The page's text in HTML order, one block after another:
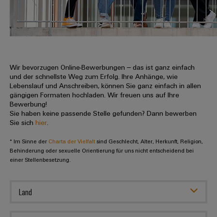
erlebbar
werden.
Datencenter
Produkte
für
Rechenzentren
–
effizient,
zuverlässig,
skalierbar
Energiespeicher
Lösungen
und
Anschlusstechnologie
DC-
u-
OS
Edge
Computing
Industrial
5G
Single
Leiterplattenklemmen
Gehäusesysteme
komponenten
Kabeleinführungssysteme
und
-
komponenten
Anschlussleitungen,
Patchkabel
Fast
Delivery
Beratung
und
digitale
Planung
easyConnect
-
Ihre
uns
Promotionfahrzeug
Distribution
Info
für
unsere
Partner
Vertrieb
Weidmüller
Zahlen
Unser
Vorstand
Nachhaltigkeit
Academy
People
Karriere
Stellen
für
Berufserfahrene
Für
Studierende
Werkstudententätigkeiten
Praktika
Abschlussarbeiten
Wir bevorzugen Online-Bewerbungen – das ist ganz einfach
und der schnellste Weg zum Erfolg. Ihre Anhänge, wie
Lebenslauf und Anschreiben, können Sie ganz einfach in allen
gängigen Formaten hochladen. Wir freuen uns auf Ihre
Bewerbung!
Sie haben keine passende Stelle gefunden? Dann bewerben
Sie sichhier
* Im Sinne der Charta der Vielfalt sind Geschlecht, Alter, Herkunft, Religion,
Behinderung oder sexuelle Orientierung für uns nicht entscheidend bei
einer Stellenbesetzung.
Land